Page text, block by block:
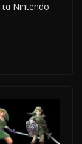
τα Nintendo